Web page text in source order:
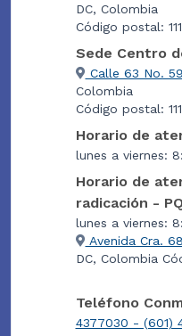
DC, Colombia
Código postal:
Sede Centro
Calle 63 No.
Colombia
Código postal:
Horario de
lunes a viernes:
Horario de
radicación -
lunes a viernes:
Avenida Cra.
DC, Colombia
Teléfono
4377030 - (601)